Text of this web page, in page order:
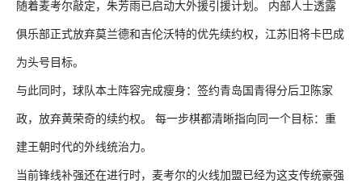
随着麦考尔敲定，朱芳雨已启动大外援引援计划。 内部人士透露
俱乐部正式放弃莫兰德和吉伦沃特的优先续约权，江苏旧将卡巴成
为头号目标。
与此同时，球队本土阵容完成瘦身：签约青岛国青得分后卫陈家
政，放弃黄荣奇的续约权。 每一步棋都清晰指向同一个目标：重
建王朝时代的外线统治力。
当前锋线补强还在进行时，麦考尔的火线加盟已经为这支传统豪强